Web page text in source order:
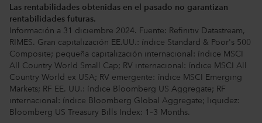
Las rentabilidades obtenidas en el pasado no garantizan
rentabilidades futuras.
Información a 31 diciembre 2024. Fuente: Refinitiv Datastream,
RIMES. Gran capitalización EE.UU.: índice Standard & Poor's 500
Composite; pequeña capitalización internacional: índice MSCI
All Country World Small Cap; RV internacional: índice MSCI All
Country World ex USA; RV emergente: índice MSCI Emerging
Markets; RF EE. UU.: índice Bloomberg US Aggregate; RF
internacional: índice Bloomberg Global Aggregate; liquidez:
Bloomberg US Treasury Bills Index: 1–3 Months.